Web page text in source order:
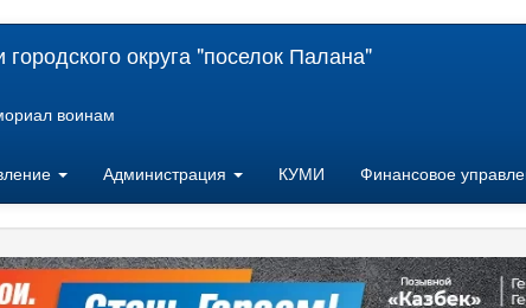
округа "поселок Палана"
воинам
Администрация КУМИ Финансовое